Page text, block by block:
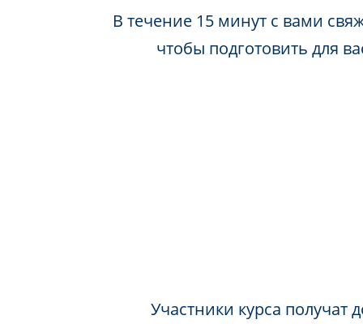
В течение 15 минут с вами
чтобы подготовить для
Участники курса получат